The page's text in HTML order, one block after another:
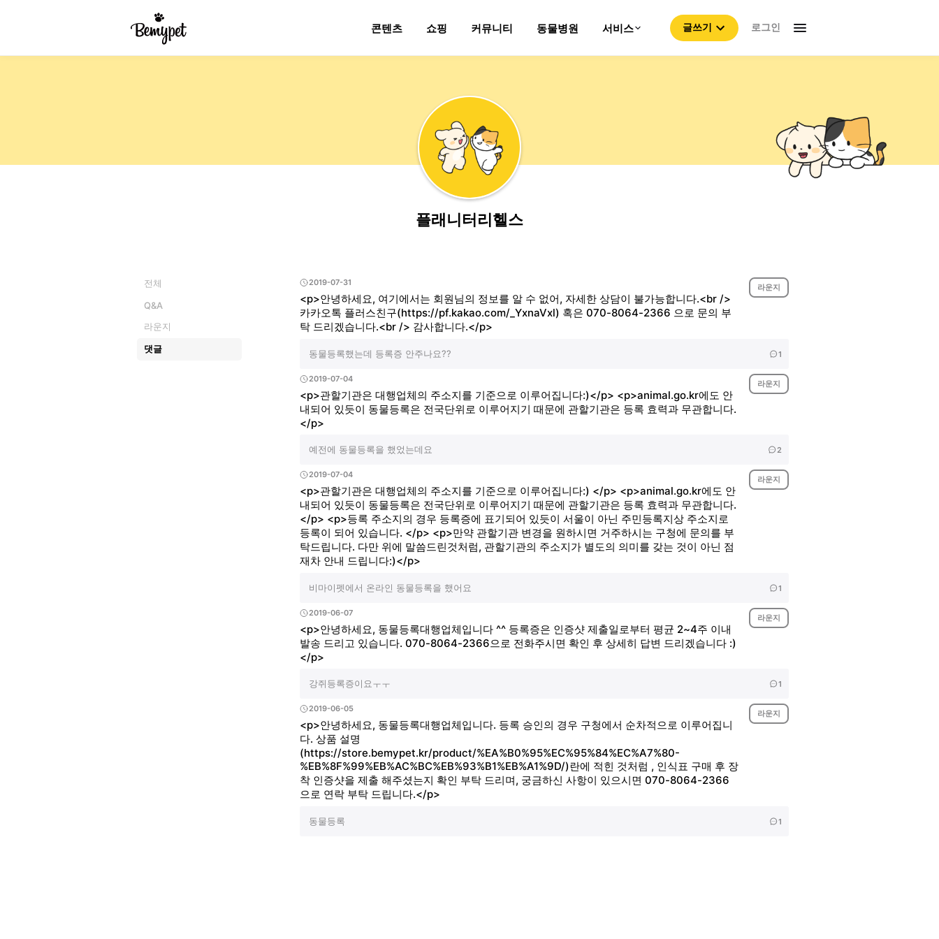
콘텐츠 쇼핑 커뮤니티 동물병원 서비스 글쓰기 로그인
플래니터리헬스
전체
Q&A
라운지
댓글
2019-07-31 라운지
<p>안녕하세요, 여기에서는 회원님의 정보를 알 수 없어, 자세한 상담이 불가능합니다.<br />
카카오톡 플러스친구(https://pf.kakao.com/_YxnaVxl) 혹은 070-8064-2366 으로 문의 부
탁 드리겠습니다.<br /> 감사합니다.</p>
동물등록했는데 등록증 안주나요?? 1
2019-07-04 라운지
<p>관할기관은 대행업체의 주소지를 기준으로 이루어집니다:)</p> <p>animal.go.kr에도 안
내되어 있듯이 동물등록은 전국단위로 이루어지기 때문에 관할기관은 등록 효력과 무관합니다.
</p>
예전에 동물등록을 했었는데요 2
2019-07-04 라운지
<p>관할기관은 대행업체의 주소지를 기준으로 이루어집니다:) </p> <p>animal.go.kr에도 안
내되어 있듯이 동물등록은 전국단위로 이루어지기 때문에 관할기관은 등록 효력과 무관합니다.
</p> <p>등록 주소지의 경우 등록증에 표기되어 있듯이 서울이 아닌 주민등록지상 주소지로
등록이 되어 있습니다. </p> <p>만약 관할기관 변경을 원하시면 거주하시는 구청에 문의를 부
탁드립니다. 다만 위에 말씀드린것처럼, 관할기관의 주소지가 별도의 의미를 갖는 것이 아닌 점
재차 안내 드립니다:)</p>
비마이펫에서 온라인 동물등록을 했어요 1
2019-06-07 라운지
<p>안녕하세요, 동물등록대행업체입니다 ^^ 등록증은 인증샷 제출일로부터 평균 2~4주 이내
발송 드리고 있습니다. 070-8064-2366으로 전화주시면 확인 후 상세히 답변 드리겠습니다 :)
</p>
강쥐등록증이요ㅜㅜ 1
2019-06-05 라운지
<p>안녕하세요, 동물등록대행업체입니다. 등록 승인의 경우 구청에서 순차적으로 이루어집니
다. 상품 설명
(https://store.bemypet.kr/product/%EA%B0%95%EC%95%84%EC%A7%80-
%EB%8F%99%EB%AC%BC%EB%93%B1%EB%A1%9D/)란에 적힌 것처럼 , 인식표 구매 후 장
착 인증샷을 제출 해주셨는지 확인 부탁 드리며, 궁금하신 사항이 있으시면 070-8064-2366
으로 연락 부탁 드립니다.</p>
동물등록 1